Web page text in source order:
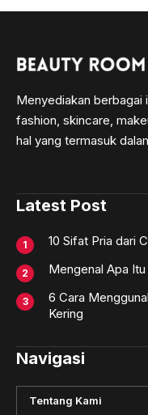
Menyediakan
fashion, skincare,
hal yang termasuk
Latest Post
10 Sifat Pria dari
Mengenal Apa
6 Cara
Kering
Navigasi
Tentang Kami